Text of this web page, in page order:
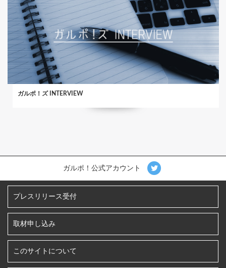
ガルポ！ズ INTERVIEW
ガルポ！公式アカウント
プレスリリース受付
取材申し込み
このサイトについて